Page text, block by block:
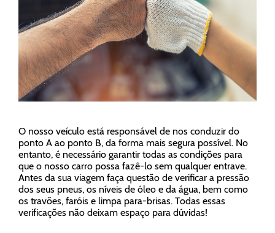
O nosso veículo está responsável de nos conduzir do
ponto A ao ponto B, da forma mais segura possível. No
entanto, é necessário garantir todas as condições para
que o nosso carro possa fazê-lo sem qualquer entrave.
Antes da sua viagem faça questão de verificar a pressão
dos seus pneus, os níveis de óleo e da água, bem como
os travões, faróis e limpa para-brisas. Todas essas
verificações não deixam espaço para dúvidas!